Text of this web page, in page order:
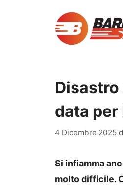
Disastro
data
4 Dicembre 2025
Si infiamma
molto difficile.